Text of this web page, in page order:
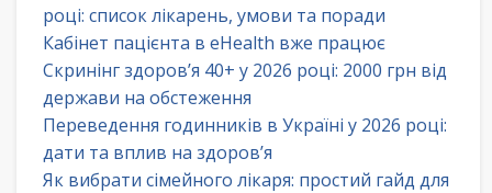
році: список лікарень, умови та поради
Кабінет пацієнта в eHealth вже працює
Скринінг здоров’я 40+ у 2026 році: 2000 грн від
держави на обстеження
Переведення годинників в Україні у 2026 році:
дати та вплив на здоров’я
Як вибрати сімейного лікаря: простий гайд для